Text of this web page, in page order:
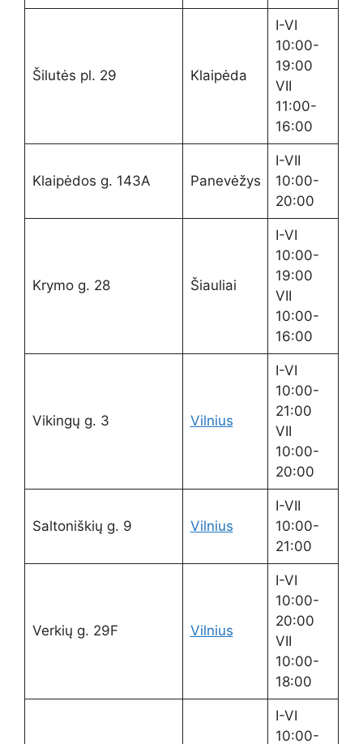
Šilutės pl. 29 Klaipėda
I-VI
10:00-
19:00
VII
11:00-
16:00
Klaipėdos g. 143A Panevėžys
I-VII
10:00-
20:00
Krymo g. 28 Šiauliai
I-VI
10:00-
19:00
VII
10:00-
16:00
Vikingų g. 3 Vilnius
I-VI
10:00-
21:00
VII
10:00-
20:00
Saltoniškių g. 9 Vilnius
I-VII
10:00-
21:00
Verkių g. 29F Vilnius
I-VI
10:00-
20:00
VII
10:00-
18:00
I-VI
10:00-